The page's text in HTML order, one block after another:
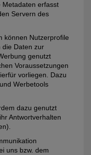
Metadaten erfasst
Servern des
können Nutzerprofile
die Daten zur
genutzt
Voraussetzungen
vorliegen. Dazu
Werbetools
dazu genutzt
Antwortverhalten
uns bzw. dem